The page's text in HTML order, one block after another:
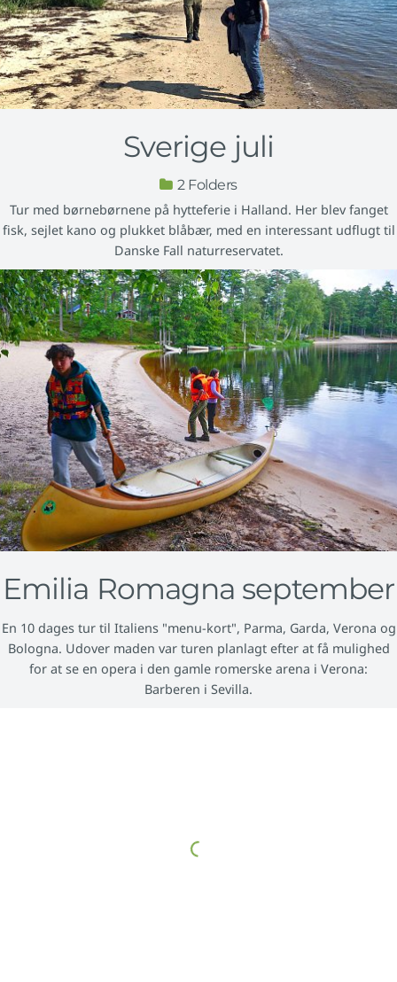
Sverige juli
2
Tur med børnebørnene på hytteferie i Halland. Her blev fanget
fisk, sejlet kano og plukket blåbær, med en interessant udflugt til
Danske Fall naturreservatet.
Emilia Romagna september
En 10 dages tur til Italiens "menu-kort", Parma, Garda, Verona og
Bologna. Udover maden var turen planlagt efter at få mulighed
for at se en opera i den gamle romerske arena i Verona:
Barberen i Sevilla.